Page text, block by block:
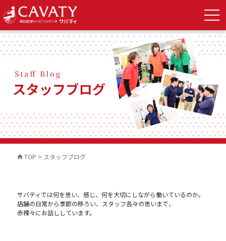
TOP > スタッフブログ
サバティでは何を思い、感じ、何を大切にしながら働いているのか。
店舗の日常から季節の移ろい、スタッフ各々の思いまで、
赤裸々にお話ししています。